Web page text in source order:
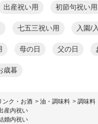
出産祝い用 初節句祝い用
七五三祝い用 入園/
母の日 父の日
歳暮
ンク・お酒 > 油・調味料 > 調味料
産内祝い
婚内祝い